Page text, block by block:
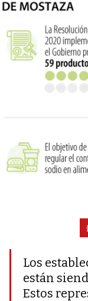
Los
están
Estos